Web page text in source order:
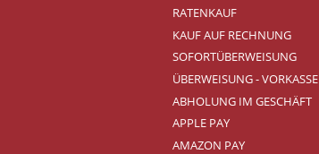
RATENKAUF
KAUF AUF RECHNUNG
SOFORTÜBERWEISUNG
ÜBERWEISUNG - VORKASSE
ABHOLUNG IM GESCHÄFT
APPLE PAY
AMAZON PAY